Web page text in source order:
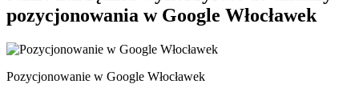
pozycjonowania w Google Włocławek
Pozycjonowanie w Google Włocławek